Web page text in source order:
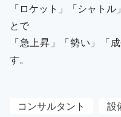
「ロケット」「シャト
とで
「急上昇」「勢い」「
す。
コンサルタント 設